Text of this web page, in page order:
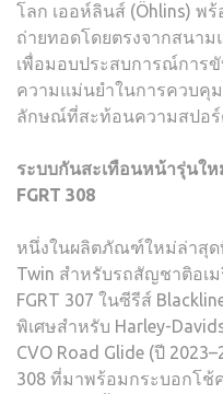
โลก เออห์ลินส์ (Öhlins) พ
ถ่ายทอดโดยตรงจากสนา
เพื่อมอบประสบการณ์การ
ความแม่นยำในการควบคุม
ลักษณ์ที่สะท้อนความสปอร์
ระบบกันสะเทือนหน้ารุ่นใ
FGRT 308
หนึ่งในผลิตภัณฑ์ใหม่ล่าสุด
Twin สำหรับรถสัญชาติอเ
FGRT 307 ในซีรีส์
พิเศษสำหรับ Harley-
CVO Road Glide (ปี
308 ที่มาพร้อมกระบอกโช้